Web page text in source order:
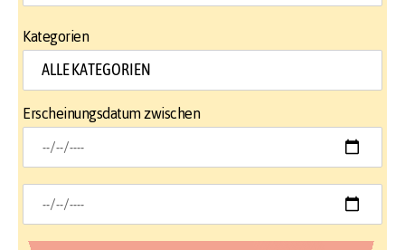
Kategorien
Erscheinungsdatum zwischen